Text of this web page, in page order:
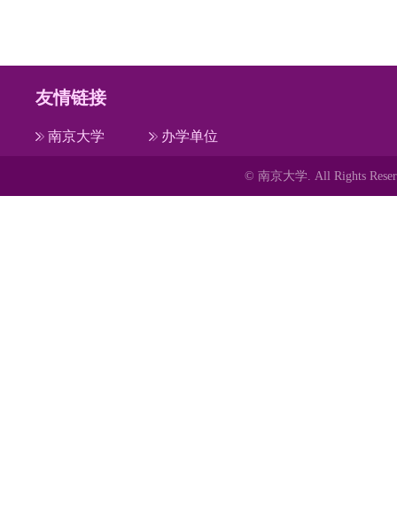
友情链接
南京大学 办学单位
© 南京大学. All Rights